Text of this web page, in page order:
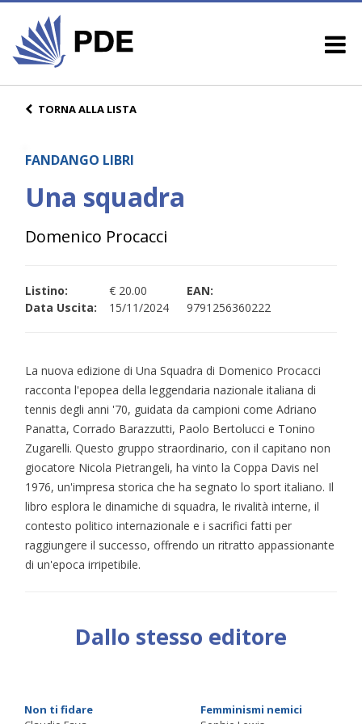
TORNA ALLA LISTA
FANDANGO LIBRI
Una squadra
Domenico Procacci
Listino:
€ 20.00
Data Uscita:
15/11/2024
EAN:
9791256360222
La nuova edizione di Una Squadra di Domenico Procacci
racconta l'epopea della leggendaria nazionale italiana di
tennis degli anni '70, guidata da campioni come Adriano
Panatta, Corrado Barazzutti, Paolo Bertolucci e Tonino
Zugarelli. Questo gruppo straordinario, con il capitano non
giocatore Nicola Pietrangeli, ha vinto la Coppa Davis nel
1976, un'impresa storica che ha segnato lo sport italiano. Il
libro esplora le dinamiche di squadra, le rivalità interne, il
contesto politico internazionale e i sacrifici fatti per
raggiungere il successo, offrendo un ritratto appassionante
di un'epoca irripetibile.
Dallo stesso editore
Non ti fidare
Femminismi nemici